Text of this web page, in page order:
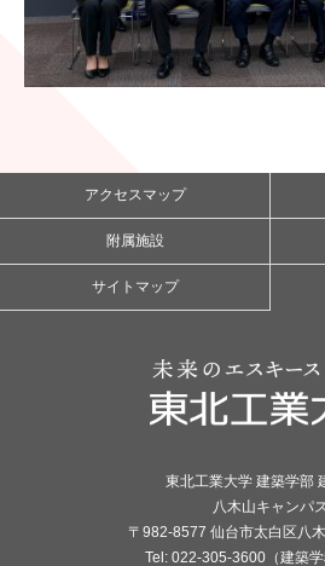
アクセスマップ
附属施設
サイトマップ
東北工業大学 建築学部
八木山キャンパ
〒982-8577 仙台市太白区八
Tel: 022-305-3600（建築学